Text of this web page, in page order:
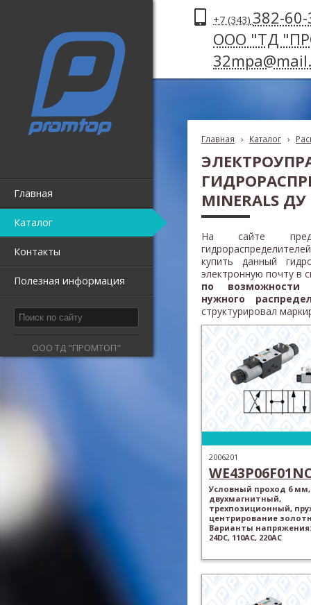
Главная
Каталог
Контакты
Полезная информация
ООО ТД "ПРОМТОП"
+7 (343) 382-
ООО "ТД
Главная › Каталог ›
MINERALS
На сайте
купить данный
электронную почту в
по возможности
нужного
структурировал
2006201
Условный проход 6 мм,
двухмагнитный,
трехпозиционный,
центрирование
Варианты напряжения:
24DC, 110AC, 220AC